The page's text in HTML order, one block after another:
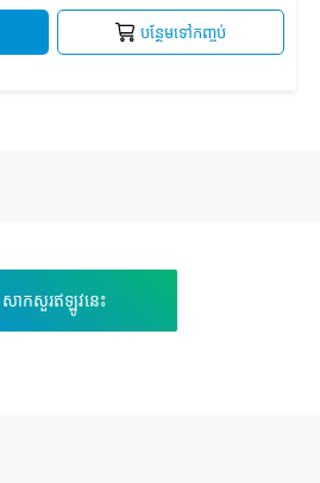
បន្ថែមទៅកញ្ចប់
សាកសួរឥឡូវនេះ